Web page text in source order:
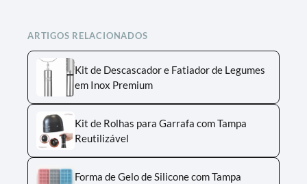
ARTIGOS RELACIONADOS
Kit de Descascador e Fatiador de Legumes
em Inox Premium
Kit de Rolhas para Garrafa com Tampa
Reutilizável
Forma de Gelo de Silicone com Tampa